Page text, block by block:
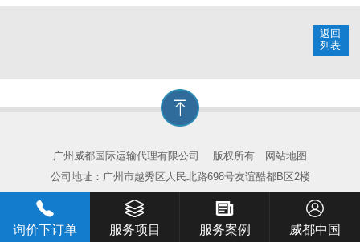
返回
列表
广州威都国际运输代理有限公司 版权所有
网站地图
公司地址：广州市越秀区人民北路698号友谊酷都B区2楼
询价下订单 服务项目 服务案例 威都中国